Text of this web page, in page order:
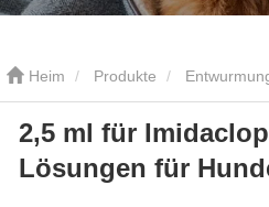
Heim Produkte
Entwurmungstropfen für Haustiere
on-Lösungen für Hunde
2,5 ml für
Lösungen für